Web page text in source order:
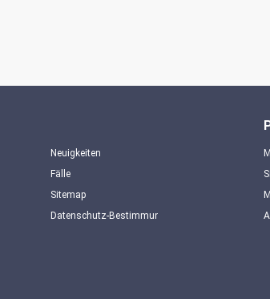
Neuigkeiten
Fälle
Sitemap
Datenschutz-Bestimmungen